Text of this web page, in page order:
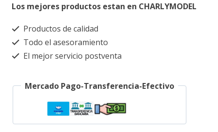
Los mejores productos estan en CHARLYMODEL
Productos de calidad
Todo el asesoramiento
El mejor servicio postventa
Mercado Pago-Transferencia-Efectivo